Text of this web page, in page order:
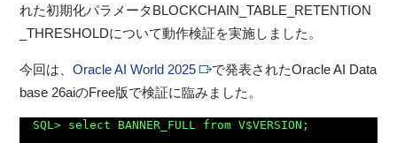
れた初期化パラメータBLOCKCHAIN_TABLE_RETENTION
_THRESHOLDについて動作検証を実施しました。
今回は、Oracle AI World 2025
で発表されたOracle AI Data
base 26aiのFree版で検証に臨みました。
SQL> select BANNER_FULL from V$VERSION;